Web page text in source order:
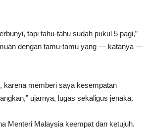
tapi tahu-tahu sudah pukul 5 pagi,”
dengan tamu-tamu yang — katanya —
karena memberi saya kesempatan
ujarnya, lugas sekaligus jenaka.
Menteri Malaysia keempat dan ketujuh.